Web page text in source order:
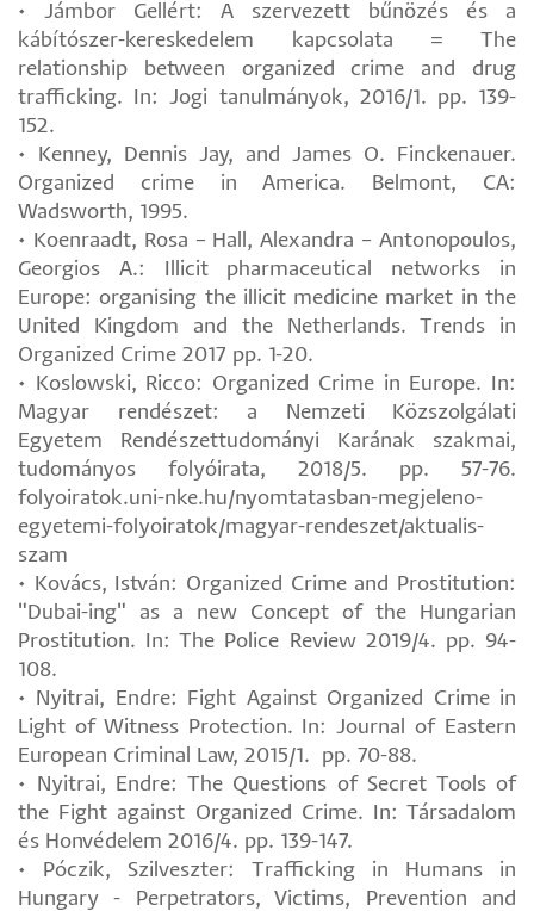
• Jámbor Gellért: A szervezett bűnözés és a
kábítószer-kereskedelem kapcsolata = The
relationship between organized crime and drug
trafficking. In: Jogi tanulmányok, 2016/1. pp. 139-
152.
• Kenney, Dennis Jay, and James O. Finckenauer.
Organized crime in America. Belmont, CA:
Wadsworth, 1995.
• Koenraadt, Rosa – Hall, Alexandra – Antonopoulos,
Georgios A.: Illicit pharmaceutical networks in
Europe: organising the illicit medicine market in the
United Kingdom and the Netherlands. Trends in
Organized Crime 2017 pp. 1-20.
• Koslowski, Ricco: Organized Crime in Europe. In:
Magyar rendészet: a Nemzeti Közszolgálati
Egyetem Rendészettudományi Karának szakmai,
tudományos folyóirata, 2018/5. pp. 57-76.
folyoiratok.uni-nke.hu/nyomtatasban-megjeleno-
egyetemi-folyoiratok/magyar-rendeszet/aktualis-
szam
• Kovács, István: Organized Crime and Prostitution:
"Dubai-ing" as a new Concept of the Hungarian
Prostitution. In: The Police Review 2019/4. pp. 94-
108.
• Nyitrai, Endre: Fight Against Organized Crime in
Light of Witness Protection. In: Journal of Eastern
European Criminal Law, 2015/1. pp. 70-88.
• Nyitrai, Endre: The Questions of Secret Tools of
the Fight against Organized Crime. In: Társadalom
és Honvédelem 2016/4. pp. 139-147.
• Póczik, Szilveszter: Trafficking in Humans in
Hungary - Perpetrators, Victims, Prevention and